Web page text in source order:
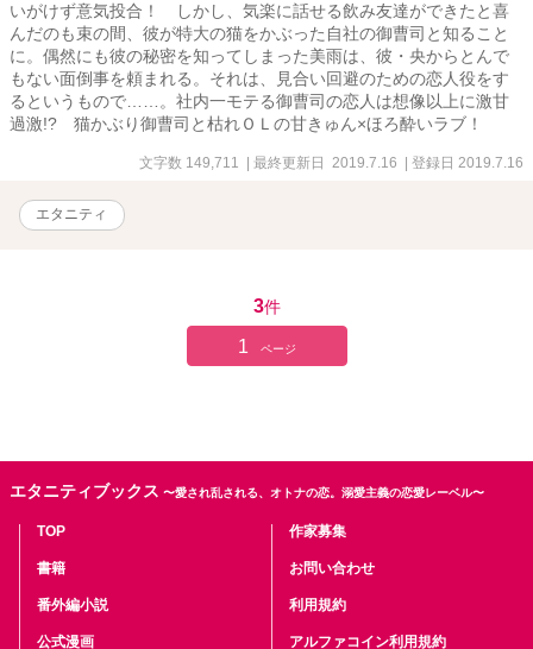
いがけず意気投合！ しかし、気楽に話せる飲み友達ができたと喜
んだのも束の間、彼が特大の猫をかぶった自社の御曹司と知ること
に。偶然にも彼の秘密を知ってしまった美雨は、彼・央からとんで
もない面倒事を頼まれる。それは、見合い回避のための恋人役をす
るというもので……。社内一モテる御曹司の恋人は想像以上に激甘
過激!? 猫かぶり御曹司と枯れＯＬの甘きゅん×ほろ酔いラブ！
文字数 149,711 | 最終更新日 2019.7.16 | 登録日 2019.7.16
エタニティ
3件
1 ページ
エタニティブックス 〜愛され乱される、オトナの恋。溺愛主義の恋愛レーベル〜
TOP
書籍
番外編小説
公式漫画
作家募集
お問い合わせ
利用規約
アルファコイン利用規約